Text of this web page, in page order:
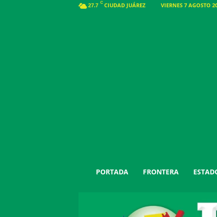
27.7 C CIUDAD JUÁREZ VIERNES 7 AGOSTO
PORTADA FRONTERA